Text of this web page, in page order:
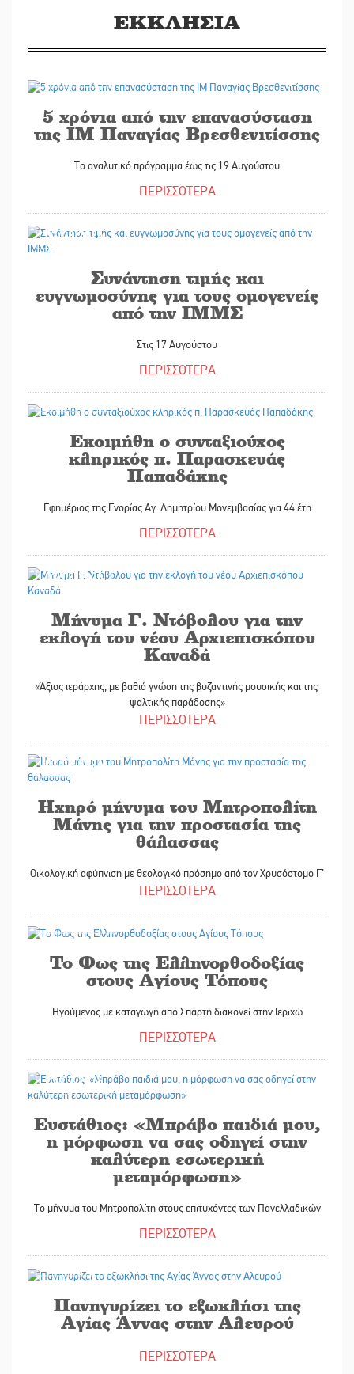
ΕΚΚΛΗΣΙΑ
5 χρόνια από την επανασύσταση
της ΙΜ Παναγίας Βρεσθενιτίσσης
Το αναλυτικό πρόγραμμα έως τις 19 Αυγούστου
ΠΕΡΙΣΣΟΤΕΡΑ
07/08/2026
Συνάντηση τιμής και
ευγνωμοσύνης για τους ομογενείς
από την ΙΜΜΣ
Στις 17 Αυγούστου
ΠΕΡΙΣΣΟΤΕΡΑ
Εκοιμήθη ο συνταξιούχος
κληρικός π. Παρασκευάς
Παπαδάκης
Εφημέριος της Ενορίας Αγ. Δημητρίου Μονεμβασίας για 44 έτη
ΠΕΡΙΣΣΟΤΕΡΑ
03/08/2026
Μήνυμα Γ. Ντόβολου για την
εκλογή του νέου Αρχιεπισκόπου
Καναδά
«Άξιος ιεράρχης, με βαθιά γνώση της βυζαντινής μουσικής και της
ψαλτικής παράδοσης»
ΠΕΡΙΣΣΟΤΕΡΑ
03/08/2026
Ηχηρό μήνυμα του Μητροπολίτη
Μάνης για την προστασία της
θάλασσας
Οικολογική αφύπνιση με θεολογικό πρόσημο από τον Χρυσόστομο Γ’
ΠΕΡΙΣΣΟΤΕΡΑ
Το Φως της Ελληνορθοδοξίας
στους Αγίους Τόπους
Ηγούμενος με καταγωγή από Σπάρτη διακονεί στην Ιεριχώ
ΠΕΡΙΣΣΟΤΕΡΑ
27/07/2026
Ευστάθιος: «Μπράβο παιδιά μου,
η μόρφωση να σας οδηγεί στην
καλύτερη εσωτερική
μεταμόρφωση»
Το μήνυμα του Μητροπολίτη στους επιτυχόντες των Πανελλαδικών
ΠΕΡΙΣΣΟΤΕΡΑ
Πανηγυρίζει το εξωκλήσι της
Αγίας Άννας στην Αλευρού
ΠΕΡΙΣΣΟΤΕΡΑ